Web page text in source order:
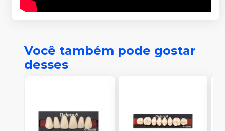
Você também pode gostar
desses